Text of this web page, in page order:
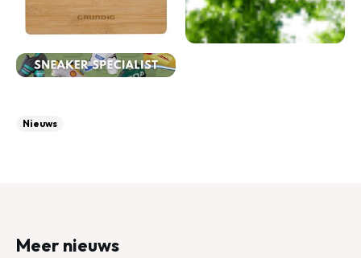
Nieuws
Meer nieuws